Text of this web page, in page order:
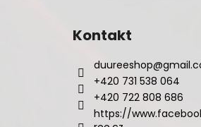
Kontakt
duureeshop@
+420 731 538 064
+420 722 808 686
https://